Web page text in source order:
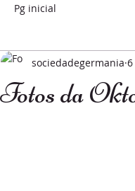
Pg inicial
Fotos da
sociedadegermania